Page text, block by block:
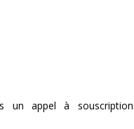
un appel à souscription